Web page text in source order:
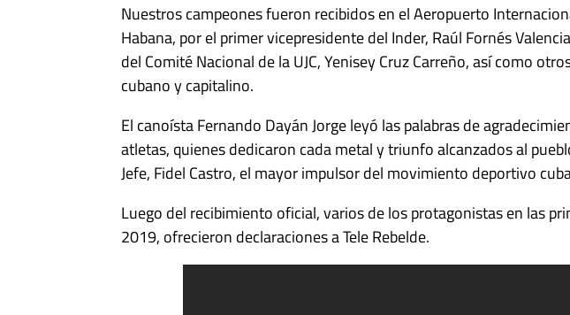
Nuestros campeones fueron recibidos en el Aeropuerto
Habana, por el primer vicepresidente del Inder, Raúl Fornés
del Comité Nacional de la UJC, Yenisey Cruz Carreño, así como
cubano y capitalino.
El canoísta Fernando Dayán Jorge leyó las palabras de
atletas, quienes dedicaron cada metal y triunfo alcanzados al
Jefe, Fidel Castro, el mayor impulsor del movimiento deportivo
Luego del recibimiento oficial, varios de los protagonistas en las
2019, ofrecieron declaraciones a Tele Rebelde.